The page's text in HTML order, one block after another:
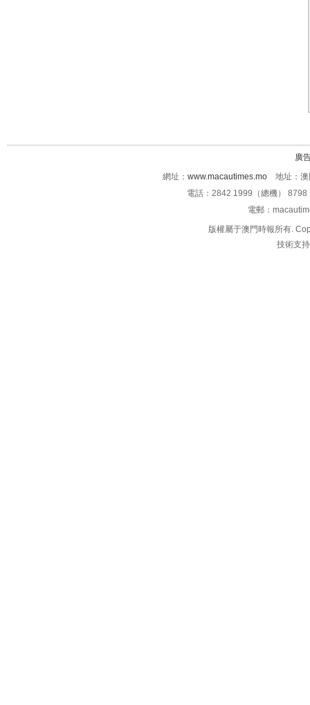
廣
網址： www.macautimes.mo 地址：澳
電話：2842 1999（總機）
電郵：
版權屬于澳門時報所有.
技術支